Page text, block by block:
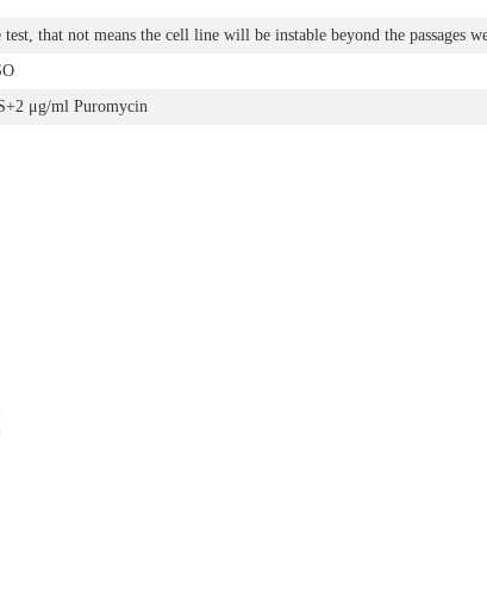
test, that not means the cell line will be instable beyond the passages
μg/ml Puromycin